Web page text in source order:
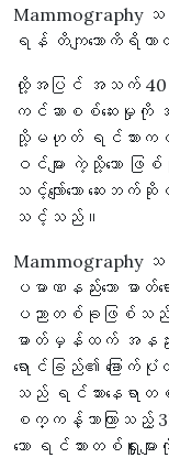
Mammography
ရန် တိကျသောကိရိ
ထို့အပြင် အသက် 40
ကင်ဆာစစ်ဆေးမှုကို အ
သို့မဟုတ် ရင်သားကင်
ဝင်များ ကဲ့သို့သော ဖြ
သင့်လျော်သော ဆ
သင့်သည်။
Mammography
ပမာဏနည်းသော ဓာ
ပညာတစ်ခုဖြစ်သ
ဓာတ်မှန်ထက် အနည်း
ရောင်ခြည်၏ ခြော
သည် ရင်သားနေရ
စက္ကန့်သာကြာသည့်
သော ရင်သားတစ်ရှူးမ